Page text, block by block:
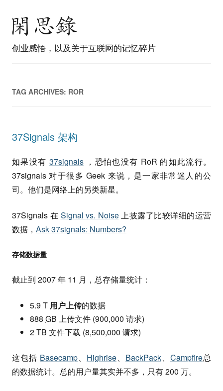
创业感悟，以及关于互联网的记忆碎片
TAG ARCHIVES: ROR
37Signals 架构
如果没有 37signals，恐怕也没有 RoR 的如此流行。
37signals 对于很多 Geek 来说，是一家非常迷人的公
司。他们是网络上的另类新星。
37Signals 在 Signal vs. Noise上披露了比较详细的运营
数据， Ask 37signals: Numbers?
存储数据量
截止到 2007 年 11 月，总存储量统计：
5.9 T 用户上传的数据
888 GB 上传文件 (900,000 请求)
2 TB 文件下载 (8,500,000 请求)
这包括 Basecamp、 Highrise、 BackPack、 Campfire总
的数据统计。总的用户量其实并不多，只有 200 万。